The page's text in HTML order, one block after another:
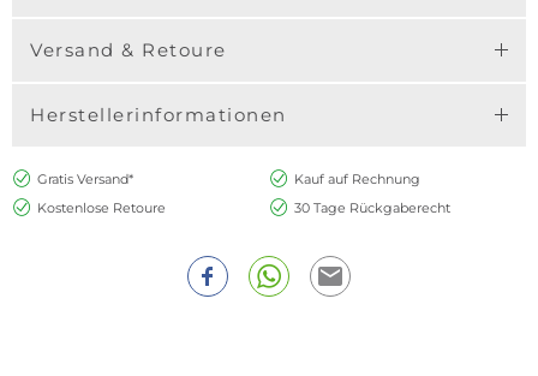
Versand & Retoure
Herstellerinformationen
Gratis Versand*
Kauf auf Rechnung
Kostenlose Retoure
30 Tage Rückgaberecht